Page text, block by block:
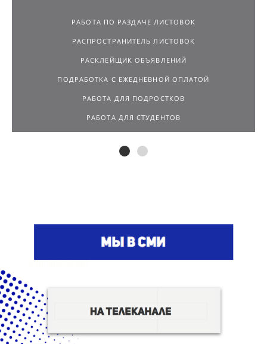
РАБОТА ПО РАЗДАЧЕ ЛИСТОВОК
РАСПРОСТРАНИТЕЛЬ ЛИСТОВОК
РАСКЛЕЙЩИК ОБЪЯВЛЕНИЙ
ПОДРАБОТКА С ЕЖЕДНЕВНОЙ ОПЛАТОЙ
РАБОТА ДЛЯ ПОДРОСТКОВ
РАБОТА ДЛЯ СТУДЕНТОВ